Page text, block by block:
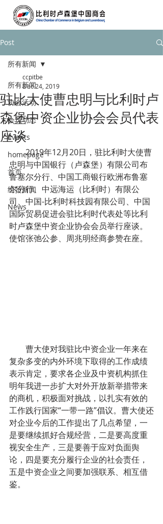
Post
所有新闻
协会活动
会员动态
Events
homepage
首页
经贸新闻
News
所有新闻
驻比大使曹忠明与比利时卢
森堡中资企业协会会员代表
座谈
ccpitbe
Dec 24, 2019
        2019年12月20日，驻比利时大使曹
忠明与中国银行（卢森堡）有限公司布
鲁塞尔分行、中国工商银行欧洲布鲁塞
尔分行、中远海运（比利时）有限公
司、中国-比利时科技园有限公司、中国
国际贸易促进会驻比利时代表处等比利
时卢森堡中资企业协会会员举行座谈。
使馆张弛公参、周兆明经商参赞在座。
复杂多变的内外环境下取得的工作成绩
表示肯定，要求各企业及中资机构抓住
明年我进一步扩大对外开放新举措带来
的商机，积极面对挑战，以扎实有效的
工作践行国家“一带一路”倡议。曹大使还
对企业今后的工作提出了几点希望，一
是要继续抓好合规经营，二是要高度重
视安全生产，三是要善于应对负面舆
论，四是要充分履行企业的社会责任，
五是中资企业之间要加强联系、相互借
鉴。